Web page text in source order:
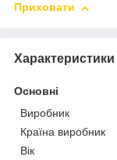
Приховати
Характеристики
Основні
Виробник
Країна виробник
Вік